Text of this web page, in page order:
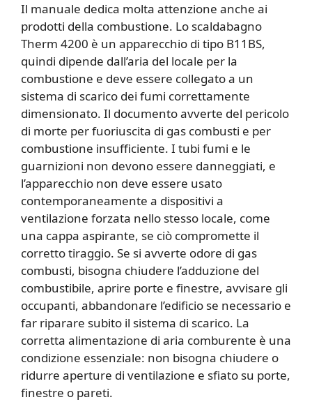
Il manuale dedica molta attenzione anche ai
prodotti della combustione. Lo scaldabagno
Therm 4200 è un apparecchio di tipo B11BS,
quindi dipende dall’aria del locale per la
combustione e deve essere collegato a un
sistema di scarico dei fumi correttamente
dimensionato. Il documento avverte del pericolo
di morte per fuoriuscita di gas combusti e per
combustione insufficiente. I tubi fumi e le
guarnizioni non devono essere danneggiati, e
l’apparecchio non deve essere usato
contemporaneamente a dispositivi a
ventilazione forzata nello stesso locale, come
una cappa aspirante, se ciò compromette il
corretto tiraggio. Se si avverte odore di gas
combusti, bisogna chiudere l’adduzione del
combustibile, aprire porte e finestre, avvisare gli
occupanti, abbandonare l’edificio se necessario e
far riparare subito il sistema di scarico. La
corretta alimentazione di aria comburente è una
condizione essenziale: non bisogna chiudere o
ridurre aperture di ventilazione e sfiato su porte,
finestre o pareti.